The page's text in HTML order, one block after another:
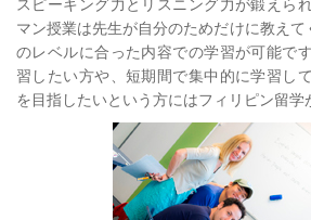
マン授業は先生が自分のためだけに教え
のレベルに合った内容での学習が可能で
習したい方や、短期間で集中的に学習し
を目指したいという方にはフィリピン留学